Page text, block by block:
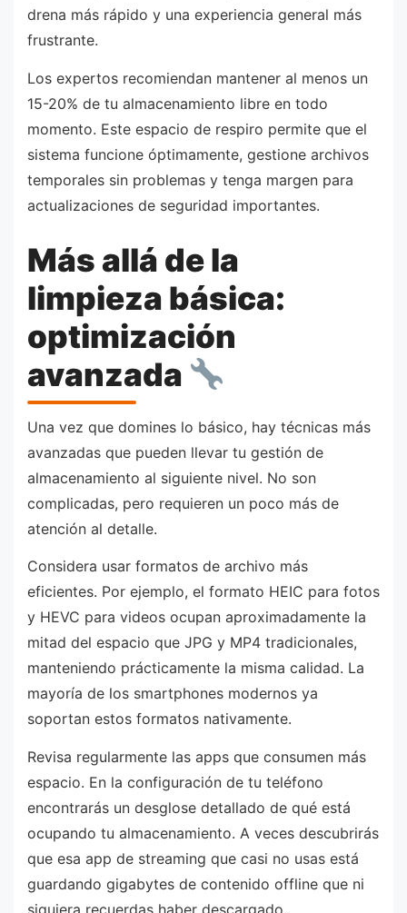
drena más rápido y una experiencia general más
frustrante.
Los expertos recomiendan mantener al menos un
15-20% de tu almacenamiento libre en todo
momento. Este espacio de respiro permite que el
sistema funcione óptimamente, gestione archivos
temporales sin problemas y tenga margen para
actualizaciones de seguridad importantes.
Más allá de la
limpieza básica:
optimización
avanzada
Una vez que domines lo básico, hay técnicas más
avanzadas que pueden llevar tu gestión de
almacenamiento al siguiente nivel. No son
complicadas, pero requieren un poco más de
atención al detalle.
Considera usar formatos de archivo más
eficientes. Por ejemplo, el formato HEIC para fotos
y HEVC para videos ocupan aproximadamente la
mitad del espacio que JPG y MP4 tradicionales,
manteniendo prácticamente la misma calidad. La
mayoría de los smartphones modernos ya
soportan estos formatos nativamente.
Revisa regularmente las apps que consumen más
espacio. En la configuración de tu teléfono
encontrarás un desglose detallado de qué está
ocupando tu almacenamiento. A veces descubrirás
que esa app de streaming que casi no usas está
guardando gigabytes de contenido offline que ni
siquiera recuerdas haber descargado.